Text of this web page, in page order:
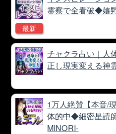
最新
霊察で全看破◆嬉
チャクラ占い｜人
正し現実変える神
1万人絶賛【本音/
体的中◆細密星読
MINORI-